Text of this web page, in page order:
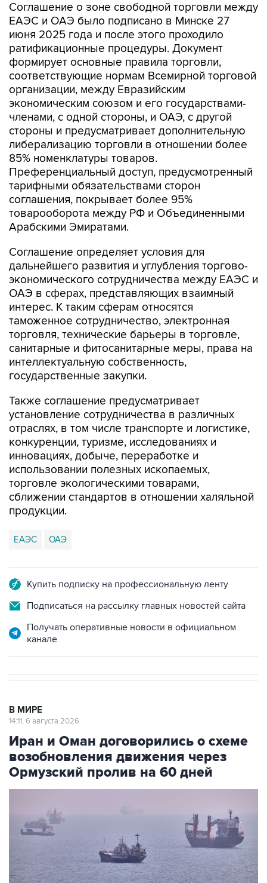
Соглашение о зоне свободной торговли между
ЕАЭС и ОАЭ было подписано в Минске 27
июня 2025 года и после этого проходило
ратификационные процедуры. Документ
формирует основные правила торговли,
соответствующие нормам Всемирной торговой
организации, между Евразийским
экономическим союзом и его государствами-
членами, с одной стороны, и ОАЭ, с другой
стороны и предусматривает дополнительную
либерализацию торговли в отношении более
85% номенклатуры товаров.
Преференциальный доступ, предусмотренный
тарифными обязательствами сторон
соглашения, покрывает более 95%
товарооборота между РФ и Объединенными
Арабскими Эмиратами.
Соглашение определяет условия для
дальнейшего развития и углубления торгово-
экономического сотрудничества между ЕАЭС и
ОАЭ в сферах, представляющих взаимный
интерес. К таким сферам относятся
таможенное сотрудничество, электронная
торговля, технические барьеры в торговле,
санитарные и фитосанитарные меры, права на
интеллектуальную собственность,
государственные закупки.
Также соглашение предусматривает
установление сотрудничества в различных
отраслях, в том числе транспорте и логистике,
конкуренции, туризме, исследованиях и
инновациях, добыче, переработке и
использовании полезных ископаемых,
торговле экологическими товарами,
сближении стандартов в отношении халяльной
продукции.
ЕАЭС ОАЭ
Купить подписку на профессиональную ленту
Подписаться на рассылку главных новостей сайта
Получать оперативные новости в официальном
канале
В МИРЕ
14:11, 6 августа 2026
Иран и Оман договорились о схеме
возобновления движения через
Ормузский пролив на 60 дней